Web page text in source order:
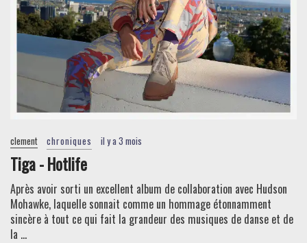
clement chroniques il y a 3 mois
Tiga - Hotlife
Après avoir sorti un excellent album de collaboration avec Hudson
Mohawke, laquelle sonnait comme un hommage étonnamment
sincère à tout ce qui fait la grandeur des musiques de danse et de
la ...